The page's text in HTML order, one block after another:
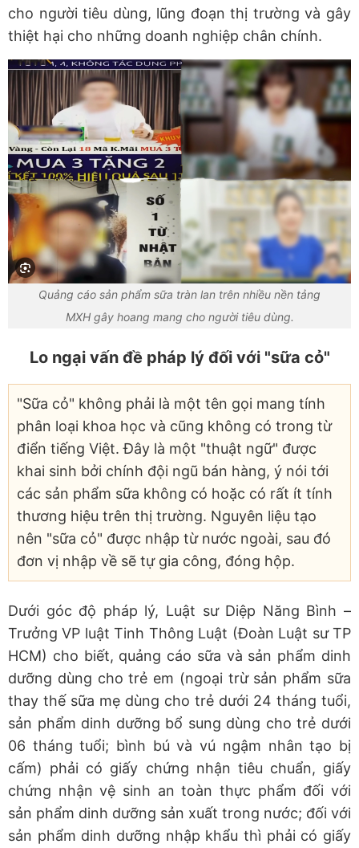
cho người tiêu dùng, lũng đoạn thị trường và gây
thiệt hại cho những doanh nghiệp chân chính.
Quảng cáo sản phẩm sữa tràn lan trên nhiều nền tảng
MXH gây hoang mang cho người tiêu dùng.
Lo ngại vấn đề pháp lý đối với "sữa cỏ"
"Sữa cỏ" không phải là một tên gọi mang tính
phân loại khoa học và cũng không có trong từ
điển tiếng Việt. Đây là một "thuật ngữ" được
khai sinh bởi chính đội ngũ bán hàng, ý nói tới
các sản phẩm sữa không có hoặc có rất ít tính
thương hiệu trên thị trường. Nguyên liệu tạo
nên "sữa cỏ" được nhập từ nước ngoài, sau đó
đơn vị nhập về sẽ tự gia công, đóng hộp.
Dưới góc độ pháp lý, Luật sư Diệp Năng Bình –
Trưởng VP luật Tinh Thông Luật (Đoàn Luật sư TP
HCM) cho biết, quảng cáo sữa và sản phẩm dinh
dưỡng dùng cho trẻ em (ngoại trừ sản phẩm sữa
thay thế sữa mẹ dùng cho trẻ dưới 24 tháng tuổi,
sản phẩm dinh dưỡng bổ sung dùng cho trẻ dưới
06 tháng tuổi; bình bú và vú ngậm nhân tạo bị
cấm) phải có giấy chứng nhận tiêu chuẩn, giấy
chứng nhận vệ sinh an toàn thực phẩm đối với
sản phẩm dinh dưỡng sản xuất trong nước; đối với
sản phẩm dinh dưỡng nhập khẩu thì phải có giấy